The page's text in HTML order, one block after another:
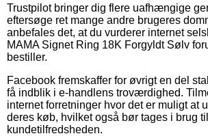
Trustpilot bringer dig flere uafhængige
eftersøge ret mange andre brugeres
anbefales det, at du vurderer internet
MAMA Signet Ring 18K Forgyldt Sølv
bestiller.
Facebook fremskaffer for øvrigt en del
få indblik i e-handlens troværdighed.
internet forretninger hvor det er muligt at
deres køb, hvilket også bør tages i brug
kundetilfredsheden.